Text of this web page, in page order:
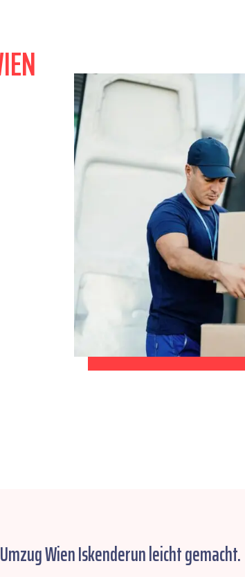
Wien Iskenderun leicht gemacht.